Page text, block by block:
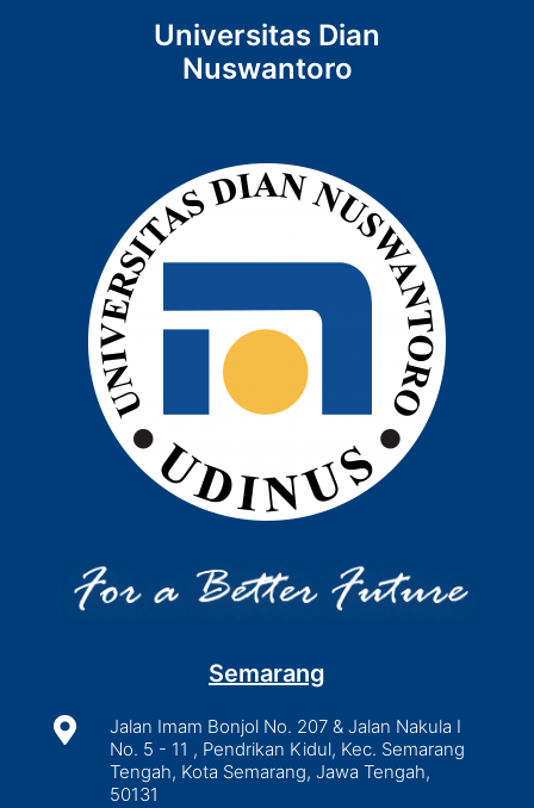
Universitas Dian
Nuswantoro
Semarang

Jalan Imam Bonjol No. 207 & Jalan Nakula I
No. 5 - 11 , Pendrikan Kidul, Kec. Semarang
Tengah, Kota Semarang, Jawa Tengah,
50131